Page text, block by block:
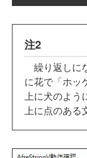
注2
繰り返しに
に花で「ホッ
上に犬のよう
上に点のある